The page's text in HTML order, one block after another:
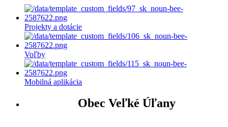
Projekty a dotácie
Voľby
Mobilná aplikácia
Obec Veľké Úľany